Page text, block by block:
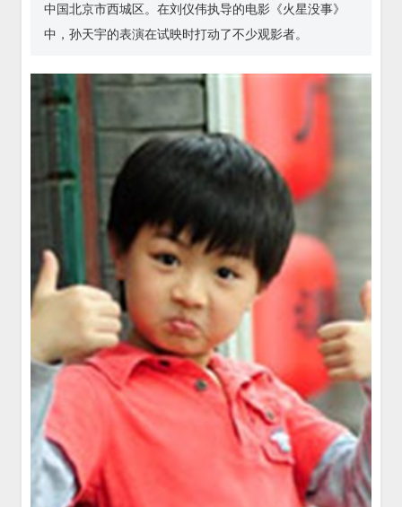
中国北京市西城区。在刘仪伟执导的电影《火星没事》
中，孙天宇的表演在试映时打动了不少观影者。